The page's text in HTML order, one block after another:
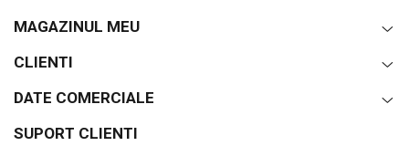
MAGAZINUL MEU
CLIENTI
DATE COMERCIALE
SUPORT CLIENTI